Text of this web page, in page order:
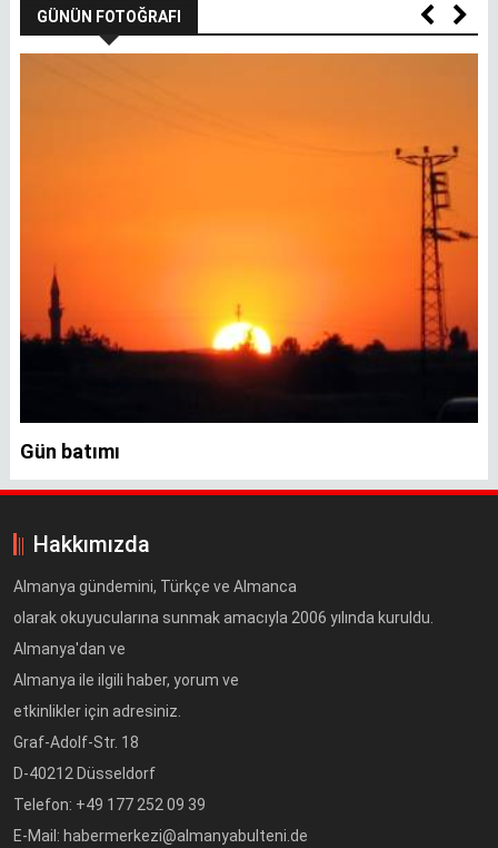
GÜNÜN FOTOĞRAFI
Gün batımı
Hakkımızda
Almanya gündemini, Türkçe ve Almanca
olarak okuyucularına sunmak amacıyla 2006 yılında kuruldu.
Almanya'dan ve
Almanya ile ilgili haber, yorum ve
etkinlikler için adresiniz.
Graf-Adolf-Str. 18
D-40212 Düsseldorf
Telefon: +49 177 252 09 39
E-Mail: habermerkezi@almanyabulteni.de